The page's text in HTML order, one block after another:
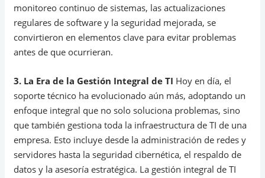
monitoreo continuo de sistemas, las actualizaciones
regulares de software y la seguridad mejorada, se
convirtieron en elementos clave para evitar problemas
antes de que ocurrieran.
3. La Era de la Gestión Integral de TI Hoy en día, el
soporte técnico ha evolucionado aún más, adoptando un
enfoque integral que no solo soluciona problemas, sino
que también gestiona toda la infraestructura de TI de una
empresa. Esto incluye desde la administración de redes y
servidores hasta la seguridad cibernética, el respaldo de
datos y la asesoría estratégica. La gestión integral de TI